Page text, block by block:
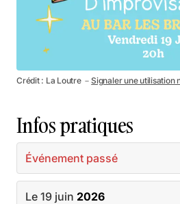
Crédit : La Loutre －Signaler une utilisation
Infos pratiques
Événement passé
Le 19 juin 2026